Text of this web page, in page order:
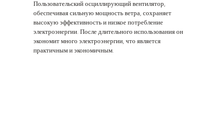
Пользовательский осциллирующий вентилятор,
обеспечивая сильную мощность ветра, сохраняет
высокую эффективность и низкое потребление
электроэнергии. После длительного использования он
экономит много электроэнергии, что является
практичным и экономичным.